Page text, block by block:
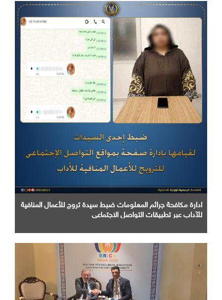
ادارة مكافحة جرائم المعلومات ضبط سيدة تروج للأعمال المنافية
للآداب عبر تطبيقات التواصل الاجتماعي